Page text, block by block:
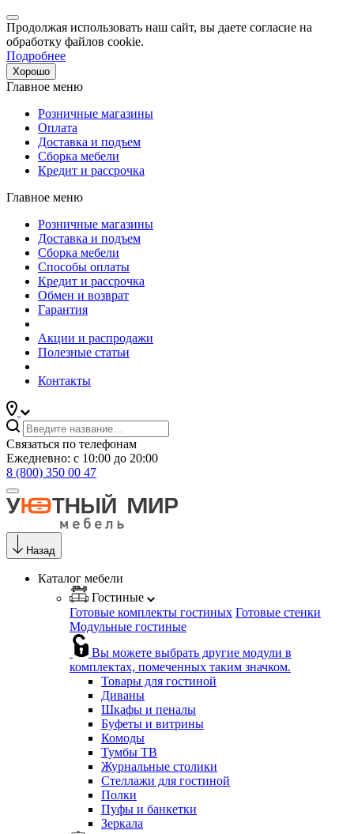
Продолжая использовать наш сайт, вы даете согласие на
обработку файлов cookie.
Подробнее
Хорошо
Главное меню
Розничные магазины
Оплата
Доставка и подъем
Сборка мебели
Кредит и рассрочка
Главное меню
Розничные магазины
Доставка и подъем
Сборка мебели
Способы оплаты
Кредит и рассрочка
Обмен и возврат
Гарантия
Акции и распродажи
Полезные статьи
Контакты
Связаться по телефонам
Ежедневно: с 10:00 до 20:00
8 (800) 350 00 47
Назад
Каталог мебели
Гостиные
Готовые комплекты гостиных Готовые стенки
Модульные гостиные
Вы можете выбрать другие модули в
комплектах, помеченных таким значком.
Товары для гостиной
Диваны
Шкафы и пеналы
Буфеты и витрины
Комоды
Тумбы ТВ
Журнальные столики
Стеллажи для гостиной
Полки
Пуфы и банкетки
Зеркала